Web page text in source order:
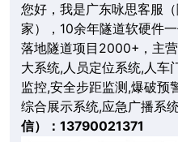
您好，我是广东咏思客服
家），10余年隧道软硬件
落地隧道项目2000+，主
大系统,人员定位系统,人车
监控,安全步距监测,爆破预
综合展示系统,应急广播系统
信）：13790021371